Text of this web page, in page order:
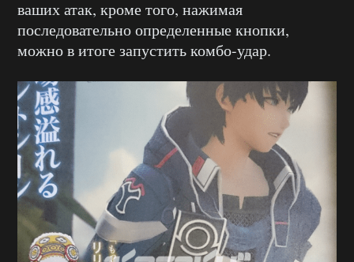
ваших атак, кроме того, нажимая
последовательно определенные кнопки,
можно в итоге запустить комбо-удар.